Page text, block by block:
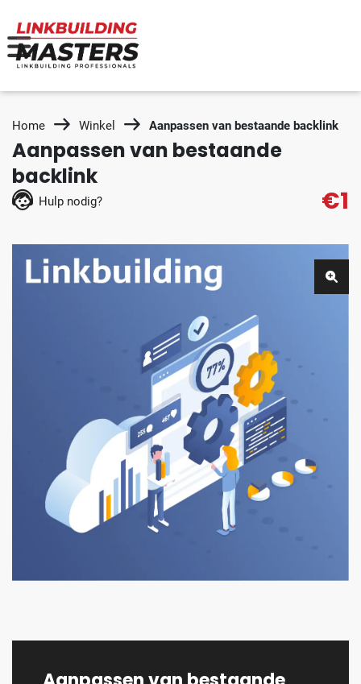
Home Winkel Aanpassen van bestaande backlink
Aanpassen van bestaande
backlink
Hulp nodig? €1